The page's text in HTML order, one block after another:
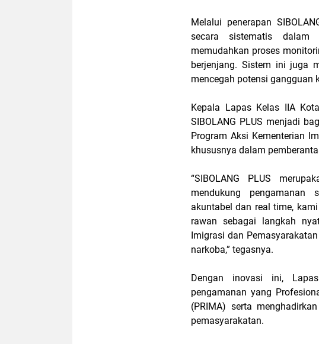
Melalui penerapan
secara sistematis dalam
memudahkan proses
berjenjang. Sistem ini juga
mencegah potensi gangguan
Kepala Lapas Kelas IIA
SIBOLANG PLUS menjadi
Program Aksi Kementerian
khususnya dalam
“SIBOLANG PLUS
mendukung pengamanan
akuntabel dan real time,
rawan sebagai langkah
Imigrasi dan
narkoba,” tegasnya.
Dengan inovasi ini,
pengamanan yang
(PRIMA) serta
pemasyarakatan.